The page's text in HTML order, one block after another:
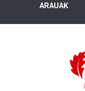
ARAUAK